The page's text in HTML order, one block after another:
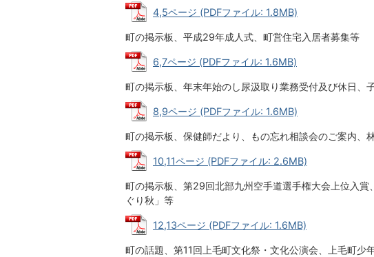
4,5ページ (PDFファイル: 1.8MB)
町の掲示板、平成29年成人式、町営住宅入居者募集等
6,7ページ (PDFファイル: 1.6MB)
町の掲示板、年末年始のし尿汲取り業務受付及び休日、
8,9ページ (PDFファイル: 1.6MB)
町の掲示板、保健師だより、もの忘れ相談会のご案内、
10,11ページ (PDFファイル: 2.6MB)
町の掲示板、第29回北部九州空手道選手権大会上位入
ぐり秋」等
12,13ページ (PDFファイル: 1.6MB)
町の話題、第11回上毛町文化祭・文化公演会、上毛町少